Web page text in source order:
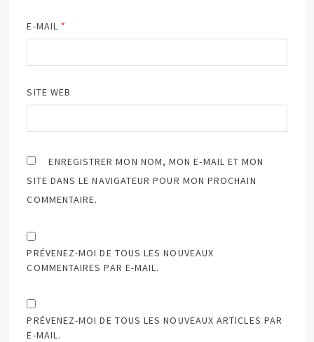
E-MAIL *
SITE WEB
ENREGISTRER MON NOM, MON E-MAIL ET MON
SITE DANS LE NAVIGATEUR POUR MON PROCHAIN
COMMENTAIRE.
PRÉVENEZ-MOI DE TOUS LES NOUVEAUX
COMMENTAIRES PAR E-MAIL.
PRÉVENEZ-MOI DE TOUS LES NOUVEAUX ARTICLES PAR
E-MAIL.